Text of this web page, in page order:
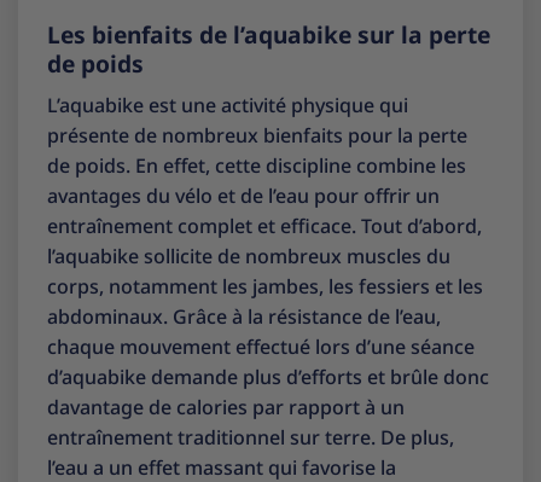
Les bienfaits de l’aquabike sur la perte
de poids
L’aquabike est une activité physique qui
présente de nombreux bienfaits pour la perte
de poids. En effet, cette discipline combine les
avantages du vélo et de l’eau pour offrir un
entraînement complet et efficace. Tout d’abord,
l’aquabike sollicite de nombreux muscles du
corps, notamment les jambes, les fessiers et les
abdominaux. Grâce à la résistance de l’eau,
chaque mouvement effectué lors d’une séance
d’aquabike demande plus d’efforts et brûle donc
davantage de calories par rapport à un
entraînement traditionnel sur terre. De plus,
l’eau a un effet massant qui favorise la